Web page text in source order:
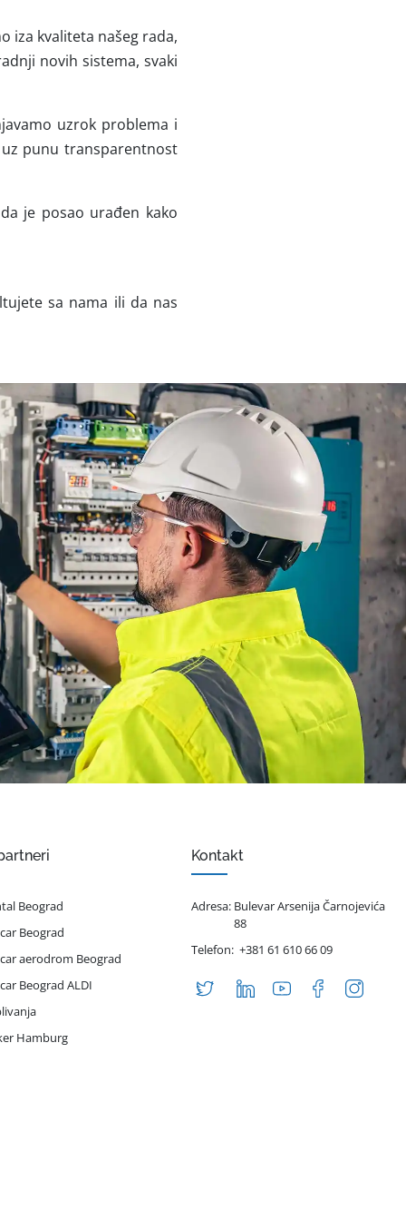
iza kvaliteta našeg rada,
novih sistema, svaki
uzrok problema i
punu transparentnost
je posao urađen kako
sa nama ili da nas
Beograd
Beograd
aerodrom Beograd
Beograd ALDI
Hamburg
Kontakt
Adresa: Bulevar Arsenija Čarnojevića
88
Telefon: +381 61 610 66 09